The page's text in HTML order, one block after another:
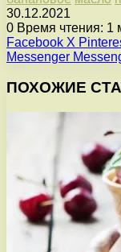
30.12.2021
0 Время чтения: 1
Facebook X
Messenger
ПОХОЖИЕ